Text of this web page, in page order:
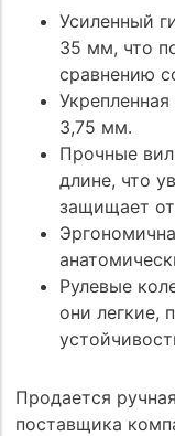
Усиленный
35 мм, что
сравнению
3,75 мм.
Прочные
длине, что
защищает
Рулевые
они легкие,
Продается
поставщика